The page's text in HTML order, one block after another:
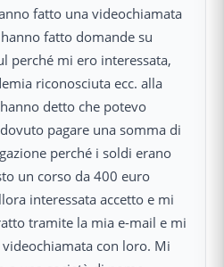
fatto una videochiamata
fatto domande su
perché mi ero interessata,
riconosciuta ecc. alla
detto che potevo
pagare una somma di
perché i soldi erano
un corso da 400 euro
interessata accetto e mi
tramite la mia e-mail e mi
con loro. Mi